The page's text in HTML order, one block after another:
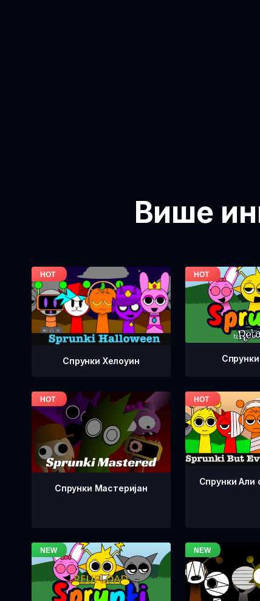
Више
Спрунки Хелоуин
Спрунки Мастеријан
Спрунки Али